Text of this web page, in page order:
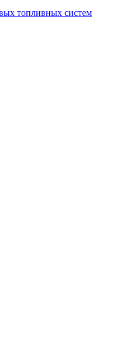
топливных систем